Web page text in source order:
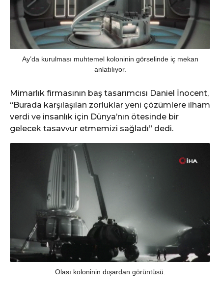
Ay’da kurulması muhtemel koloninin görselinde iç mekan
anlatılıyor.
Mimarlık firmasının baş tasarımcısı Daniel İnocent,
“Burada karşılaşılan zorluklar yeni çözümlere ilham
verdi ve insanlık için Dünya’nın ötesinde bir
gelecek tasavvur etmemizi sağladı” dedi.
Olası koloninin dışardan görüntüsü.